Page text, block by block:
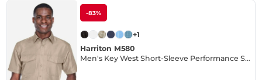
-83%
+1
Harriton M580
Men's Key West Short-Sleeve Performance Staff Shirt